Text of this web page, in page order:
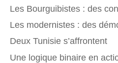
Les Bourguibistes : des
Les modernistes : des
Deux Tunisie s’affrontent
Une logique binaire en